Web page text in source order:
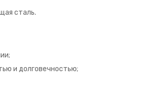
сталь.
и долговечностью;